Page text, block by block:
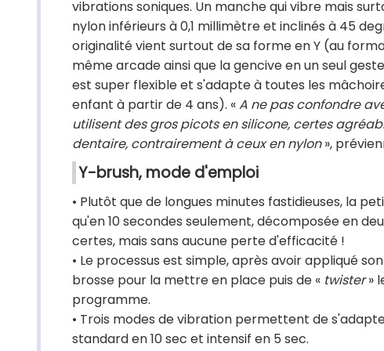
vibrations soniques. Un manche qui vibre mais
nylon inférieurs à 0,1 millimètre et inclinés à 45
originalité vient surtout de sa forme en Y (au
même arcade ainsi que la gencive en un seul
est super flexible et s'adapte à toutes les
enfant à partir de 4 ans). «A ne pas confondre
utilisent des gros picots en silicone, certes
dentaire, contrairement à ceux en nylon»,
Y-brush, mode d'emploi
• Plutôt que de longues minutes fastidieuses, la
qu'en 10 secondes seulement, décomposée en
certes, mais sans aucune perte d'efficacité !
• Le processus est simple, après avoir appliqué
brosse pour la mettre en place puis de « twister»
programme.
• Trois modes de vibration permettent de
standard en 10 sec et intensif en 5 sec.